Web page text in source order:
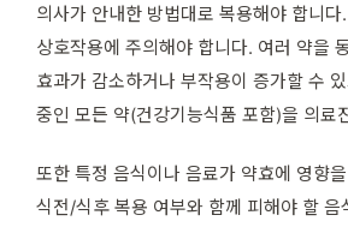
의사가 안내한 방법대로 복용해야 합니
상호작용에 주의해야 합니다. 여러 약을
효과가 감소하거나 부작용이 증가할 수
중인 모든 약(건강기능식품 포함)을 의료
또한 특정 음식이나 음료가 약효에 영향
식전/식후 복용 여부와 함께 피해야 할 음